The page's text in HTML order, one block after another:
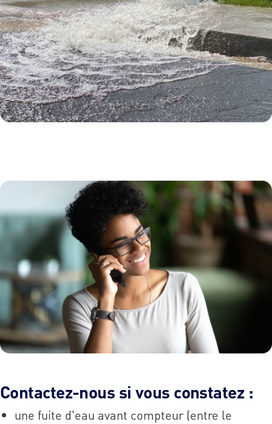
Contactez-nous si vous constatez :
une fuite d'eau avant compteur (entre le